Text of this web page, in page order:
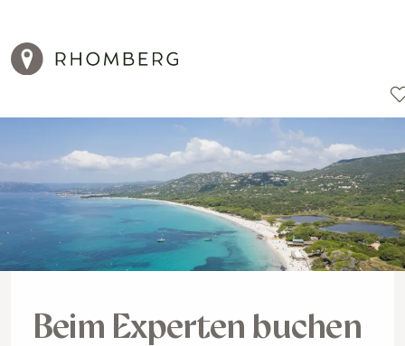
Reiseziele Reisearten Aktionen
Beim Experten buchen